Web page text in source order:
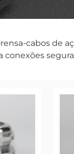
cabos de
conexões